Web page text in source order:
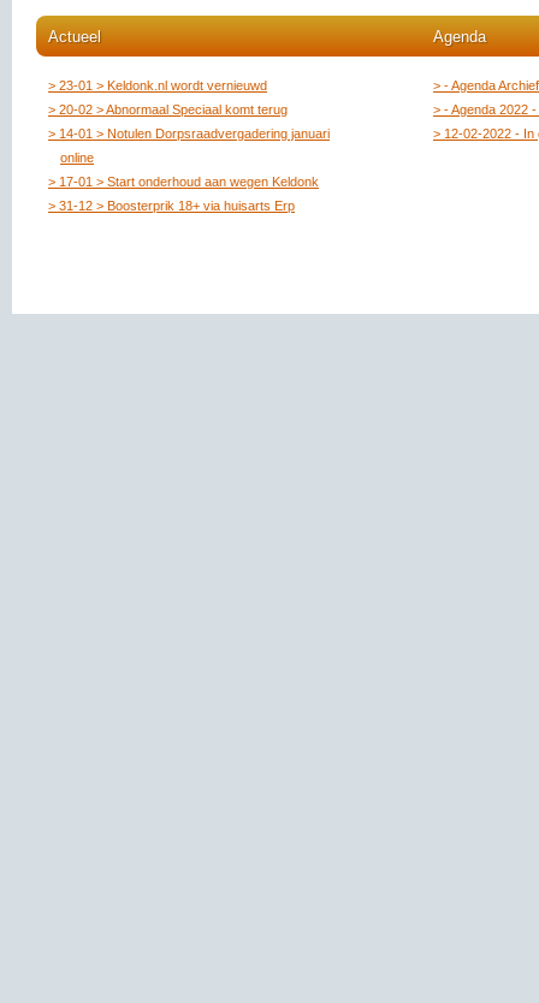
Actueel
23-01 > Keldonk.nl wordt vernieuwd
20-02 > Abnormaal Speciaal komt terug
14-01 > Notulen Dorpsraadvergadering januari
online
17-01 > Start onderhoud aan wegen Keldonk
31-12 > Boosterprik 18+ via huisarts Erp
Agenda
- Agenda Archief
- Agenda 2022
12-02-2022 - In